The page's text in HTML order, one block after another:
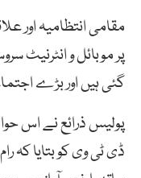
مقامی انتظامیہ اور
گئی ہیں اور بڑے
پولیس ذرائع نے اس
ڈی ٹی وی کو بتایا